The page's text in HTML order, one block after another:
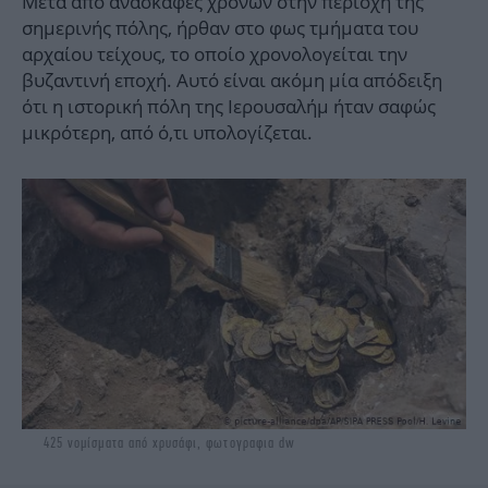
σημερινής πόλης, ήρθαν στο φως τμήματα του
αρχαίου τείχους, το οποίο χρονολογείται την
βυζαντινή εποχή. Αυτό είναι ακόμη μία απόδειξη
ότι η ιστορική πόλη της Ιερουσαλήμ ήταν σαφώς
μικρότερη, από ό,τι υπολογίζεται.
425 νομίσματα από χρυσάφι, φωτογραφια dw